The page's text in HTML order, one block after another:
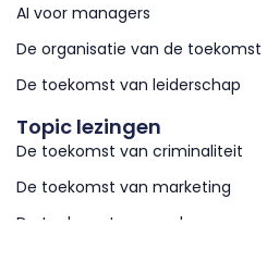
AI voor managers
De organisatie van de toekomst
De toekomst van leiderschap
Topic lezingen
De toekomst van criminaliteit
De toekomst van marketing
De toekomst van werk